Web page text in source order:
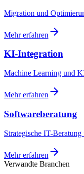
Migration und
Mehr erfahren
KI-Integration
Machine Learning und
Mehr erfahren
Softwareberatung
Strategische IT-
Mehr erfahren
Verwandte Branchen